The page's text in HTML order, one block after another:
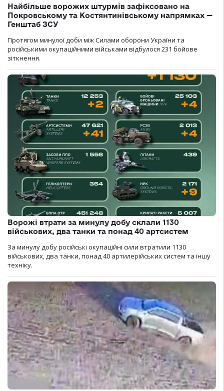
Найбільше ворожих штурмів зафіксовано на
Покровському та Костянтинівському напрямках —
Генштаб ЗСУ
Протягом минулої доби між Силами оборони України та
російськими окупаційними військами відбулося 231 бойове
зіткнення.
Ворожі втрати за минулу добу склали 1130
військових, два танки та понад 40 артсистем
За минулу добу російські окупаційні сили втратили 1130
військових, два танки, понад 40 артилерійських систем та іншу
техніку.